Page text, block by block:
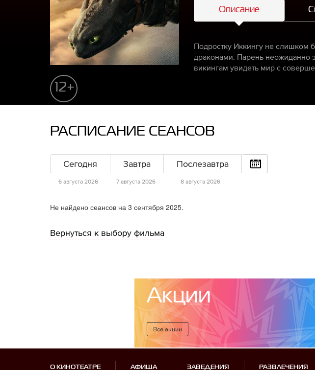
12+
Описание
Подростку Иккингу не слишком
драконами. Парень неожиданно
викингам увидеть мир с
РАСПИСАНИЕ СЕАНСОВ
Сегодня
6 августа 2026
Завтра
7 августа 2026
Послезавтра
8 августа 2026
Не найдено сеансов на 3 сентября 2025.
Вернуться к выбору фильма
Акции
Все акции
О КИНОТЕАТРЕ АФИША ЗАВЕДЕНИЯ РАЗВЛЕЧЕНИЯ